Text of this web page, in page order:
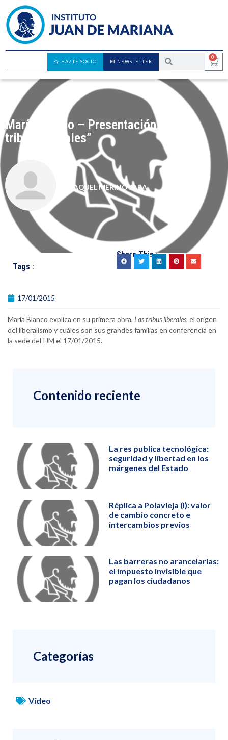
0
NEWSLETTER
HAZTE SOCIO
María Blanco – Presentación de “Las
tribus Liberales”
RAQUEL MERINO JARA
Tags :
Share This :
17/01/2015
María Blanco explica en su primera obra, Las tribus liberales, el origen
del liberalismo y cuáles son sus grandes familias en conferencia en
la sede del IJM el 17/01/2015.
Contenido reciente
La res publica tecnológica:
seguridad y libertad en los
márgenes del Estado
Réplica a Polavieja (I): valor
de cambio concreto e
intercambios previos
Las barreras no arancelarias:
el impuesto invisible que
pagan los ciudadanos
Categorías
Vídeo